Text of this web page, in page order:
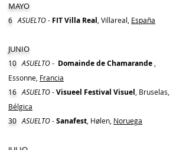
MAYO
6 ASUELTO- FIT Villa Real , Villareal, España
JUNIO
10 ASUELTO- Domainde de Chamarande
Essonne, Francia
16 ASUELTO-Visueel Festival Visuel , Bruselas,
Bélgica
30 ASUELTO-Sanafest , Hølen, Noruega